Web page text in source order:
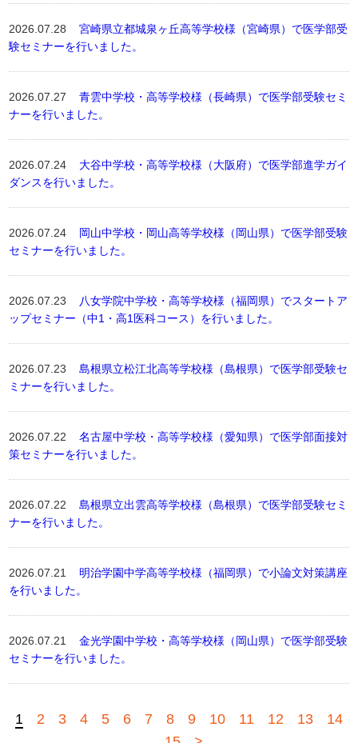
2026.07.28宮崎県立都城泉ヶ丘高等学校様（宮崎県）で医学部受
験セミナーを行いました。
2026.07.27青雲中学校・高等学校様（長崎県）で医学部受験セミ
ナーを行いました。
2026.07.24 大谷中学校・高等学校様（大阪府）で医学部進学ガイ
ダンスを行いました。
2026.07.24 岡山中学校・岡山高等学校様（岡山県）で医学部受験
セミナーを行いました。
2026.07.23
八女学院中学校・高等学校様（福岡県）でスタートア
ップセミナー（中1・高1医科コース）を行いました。
2026.07.23島根県立松江北高等学校様（島根県）で医学部受験セ
ミナーを行いました。
2026.07.22名古屋中学校・高等学校様（愛知県）で医学部面接対
策セミナーを行いました。
2026.07.22島根県立出雲高等学校様（島根県）で医学部受験セミ
ナーを行いました。
2026.07.21 明治学園中学高等学校様（福岡県）で小論文対策講座
を行いました。
2026.07.21金光学園中学校・高等学校様（岡山県）で医学部受験
セミナーを行いました。
1 2 3 4 5 6 7 8 9 10 11 12 13
14